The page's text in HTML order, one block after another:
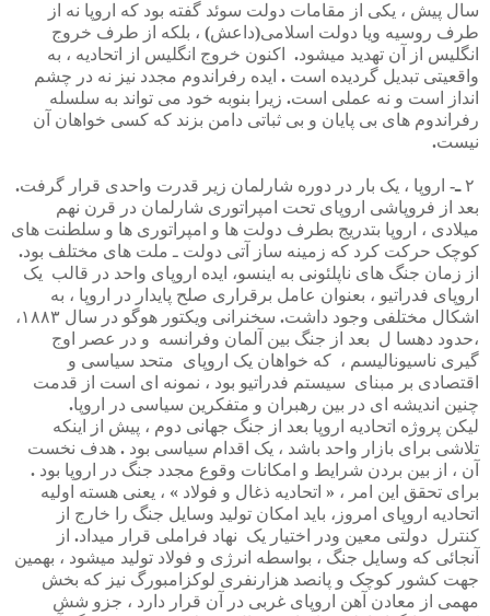
سال پیش ، یکی از مقامات دولت سوئد گفته بود که اروپا نه از
طرف روسیه ویا دولت اسلامی(داعش) ، بلکه از طرف خروج
انگلیس از آن تهدید میشود. اکنون خروج انگلیس از اتحادیه ، به
واقعیتی تبدیل گردیده است . ایده رفراندوم مجدد نیز نه در چشم
انداز
است و نه عملی است. زیرا بنوبه خود می تواند به سلسله
رفراندوم های بی پایان و بی ثباتی دامن بزند که کسی خواهان آن
نیست.
۲ ـ- اروپا ، یک بار در دوره شارلمان زیر قدرت واحدی قرار گرفت.
بعد از فروپاشی اروپای تحت امپراتوری شارلمان در قرن نهم
میلادی ، اروپا بتدریج بطرف دولت ها و امپراتوری ها و سلطنت های
کوچک حرکت کرد که زمینه ساز آتی دولت ـ ملت های مختلف بود.
از زمان جنگ های ناپلئونی به اینسو، ایده اروپای واحد در قالب یک
اروپای فدراتیو ، بعنوان عامل برقراری صلح پایدار در اروپا ، به
اشکال مختلفی وجود داشت. سخنرانی ویکتور هوگو در سال ۱۸۸۳،
،حدود دهسا ل بعد از جنگ بین آلمان وفرانسه و در عصر
اوج
گیری ناسیونالیسم ، که خواهان یک اروپای متحد سیاسی و
اقتصادی بر مبنای سیستم فدراتیو بود ، نمونه ای است از قدمت
چنین اندیشه ای در بین رهبران و متفکرین سیاسی در اروپا.
لیکن پروژه اتحادیه اروپا بعد از جنگ جهانی دوم ، پیش از
اینکه
تلاشی برای بازار واحد باشد ، یک اقدام سیاسی بود . هدف نخست
آن ، از بین بردن شرایط و امکانات وقوع مجدد جنگ در اروپا بود .
برای تحقق این امر ، « اتحادیه ذغال و فولاد » ، یعنی هسته اولیه
اتحادیه اروپای امروز، باید امکان تولید وسایل جنگ را خارج از
کنترل دولتی معین ودر اختیار یک نهاد فراملی قرار میداد. از
آنجائی که وسایل جنگ ، بواسطه انرژی و فولاد تولید میشود ، بهمین
جهت کشور کوچک و پانصد هزارنفری لوکزامبورگ نیز که بخش
مهمی از معادن آهن اروپای غربی در آن قرار دارد ، جزو شش